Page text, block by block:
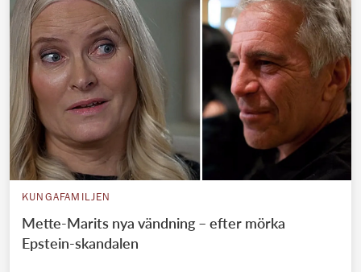
KUNGAFAMILJEN
Mette-Marits nya vändning – efter mörka
Epstein-skandalen